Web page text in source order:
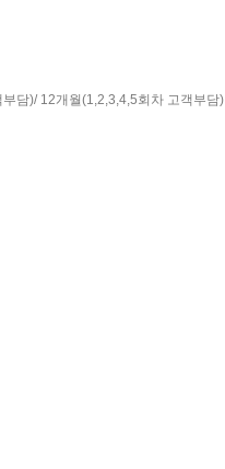
담)/ 12개월(1,2,3,4,5회차 고객부담)